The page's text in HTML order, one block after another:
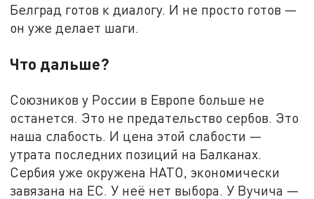
Белград готов к диалогу. И не просто готов —
он уже делает шаги.
Что дальше?
Союзников у России в Европе больше не
останется. Это не предательство сербов. Это
наша слабость. И цена этой слабости —
утрата последних позиций на Балканах.
Сербия уже окружена НАТО, экономически
завязана на ЕС. У неё нет выбора. У Вучича —